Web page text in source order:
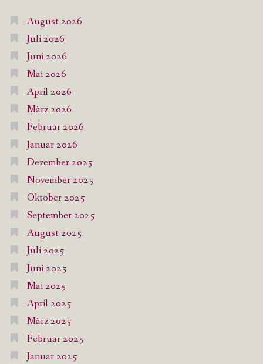
August 2026
Juli 2026
Juni 2026
Mai 2026
April 2026
März 2026
Februar 2026
Januar 2026
Dezember 2025
November 2025
Oktober 2025
September 2025
August 2025
Juli 2025
Juni 2025
Mai 2025
April 2025
März 2025
Februar 2025
Januar 2025